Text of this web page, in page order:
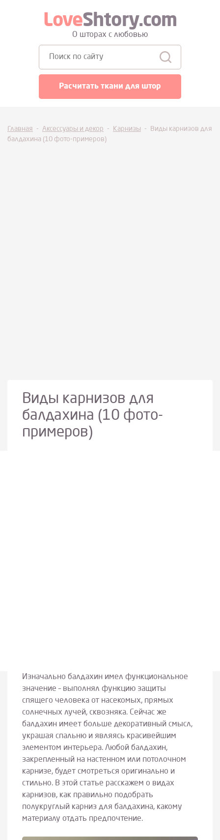
LoveShtory.com
О шторах с любовью
Расчитать ткани для штор
Главная - Аксессуары и декор - Карнизы -
Виды карнизов для
балдахина (10 фото-примеров)
Виды карнизов для
балдахина (10 фото-
примеров)
Изначально балдахин имел функциональное
значение – выполнял функцию защиты
спящего человека от насекомых, прямых
солнечных лучей, сквозняка. Сейчас же
балдахин имеет больше декоративный смысл,
украшая спальню и являясь красивейшим
элементом интерьера. Любой балдахин,
закрепленный на настенном или потолочном
карнизе, будет смотреться оригинально и
стильно. В этой статье расскажем о видах
карнизов, как правильно подобрать
полукруглый карниз для балдахина, какому
материалу отдать предпочтение.